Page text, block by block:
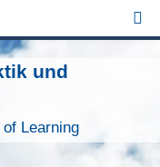
und
Learning